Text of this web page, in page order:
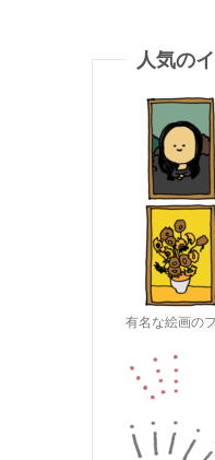
人気の
有名な絵画の